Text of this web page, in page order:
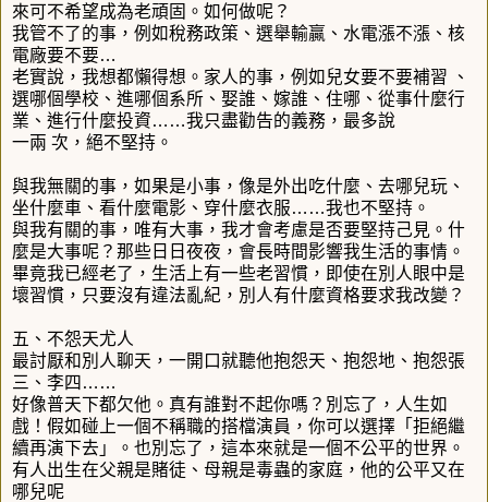
來可不希望成為老頑固。如何做呢？
我管不了的事，例如稅務政策、選舉輸贏、水電漲不漲、核
電廠要不要…
老實說，我想都懶得想。家人的事，例如兒女要不要補習 、
選哪個學校、進哪個系所、娶誰、嫁誰、住哪、從事什麼行
業、進行什麼投資……我只盡勸告的義務，最多說
一兩 次，絕不堅持。
與我無關的事，如果是小事，像是外出吃什麼、去哪兒玩、
坐什麼車、看什麼電影、穿什麼衣服……我也不堅持。
與我有關的事，唯有大事，我才會考慮是否要堅持己見。什
麼是大事呢？那些日日夜夜，會長時間影響我生活的事情。
畢竟我已經老了，生活上有一些老習慣，即使在別人眼中是
壞習慣，只要沒有違法亂紀，別人有什麼資格要求我改變？
五、不怨天尤人
最討厭和別人聊天，一開口就聽他抱怨天、抱怨地、抱怨張
三、李四……
好像普天下都欠他。真有誰對不起你嗎？別忘了，人生如
戲！假如碰上一個不稱職的搭檔演員，你可以選擇「拒絕繼
續再演下去」。也別忘了，這本來就是一個不公平的世界。
有人出生在父親是賭徒、母親是毒蟲的家庭，他的公平又在
哪兒呢